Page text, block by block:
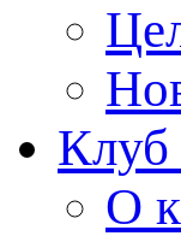
Клуб
О